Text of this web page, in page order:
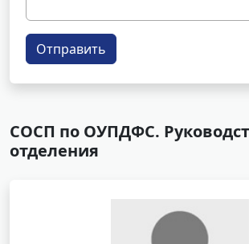
Отправить
СОСП по ОУПДФС.
отделения